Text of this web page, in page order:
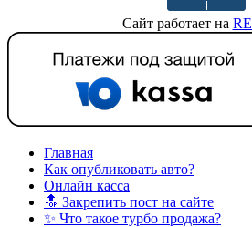
Сайт работает на
Главная
Как опубликовать авто?
Онлайн касса
🔝 Закрепить пост на сайте
✨ Что такое турбо продажа?